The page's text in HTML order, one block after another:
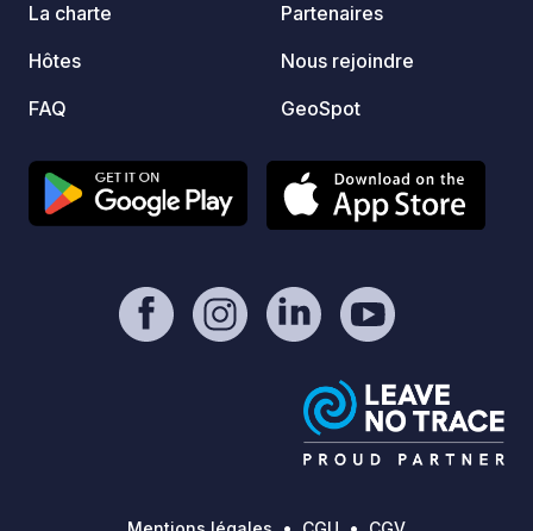
La charte
Hôtes
FAQ
Partenaires
Nous rejoindre
GeoSpot